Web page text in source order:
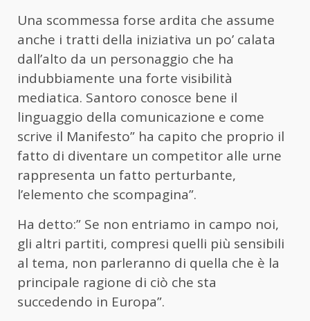
Una scommessa forse ardita che assume
anche i tratti della iniziativa un po’ calata
dall’alto da un personaggio che ha
indubbiamente una forte visibilità
mediatica. Santoro conosce bene il
linguaggio della comunicazione e come
scrive il Manifesto” ha capito che proprio il
fatto di diventare un competitor alle urne
rappresenta un fatto perturbante,
l’elemento che scompagina”.
Ha detto:” Se non entriamo in campo noi,
gli altri partiti, compresi quelli più sensibili
al tema, non parleranno di quella che è la
principale ragione di ciò che sta
succedendo in Europa”.